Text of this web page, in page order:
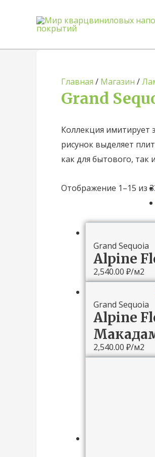
Главная / Магазин /
Grand
Коллекция имитирует
рисунок выделяет
как для бытового, так
Отображение 1–15 из
Grand Sequoia
Alpine
2,540.00 ₽/м2
Grand Sequoia
Alpine
2,540.00 ₽/м2